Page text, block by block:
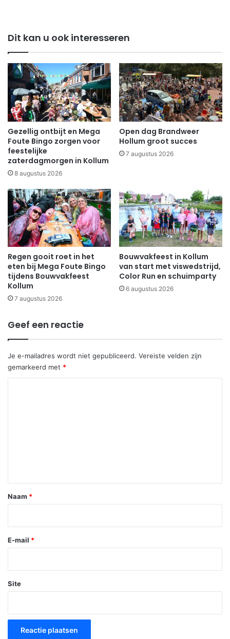
Dit kan u ook interesseren
Gezellig ontbijt en Mega
Foute Bingo zorgen voor
feestelijke
zaterdagmorgen in Kollum
8 augustus 2026
Open dag Brandweer
Hollum groot succes
7 augustus 2026
Regen gooit roet in het
eten bij Mega Foute Bingo
tijdens Bouwvakfeest
Kollum
7 augustus 2026
Bouwvakfeest in Kollum
van start met viswedstrijd,
Color Run en schuimparty
6 augustus 2026
Geef een reactie
Je e-mailadres wordt niet gepubliceerd. Vereiste velden zijn
gemarkeerd met *
*
Naam *
E-mail *
Site